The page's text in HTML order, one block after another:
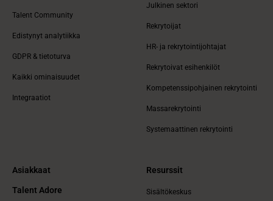
Talent Community
Edistynyt analytiikka
GDPR & tietoturva
Kaikki ominaisuudet
Integraatiot
Julkinen sektori
Rekrytoijat
HR- ja rekrytointijohtajat
Rekrytoivat esihenkilöt
Kompetenssipohjainen rekrytointi
Massarekrytointi
Systemaattinen rekrytointi
Asiakkaat
Talent Adore
Resurssit
Sisältökeskus